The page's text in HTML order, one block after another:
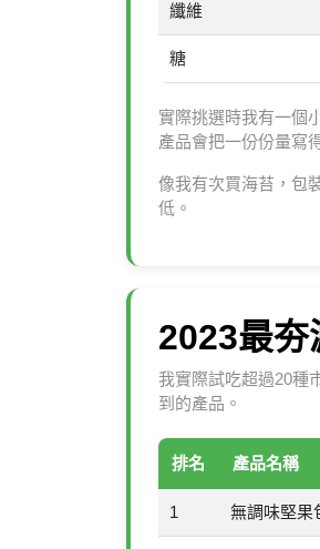
纖維
糖
實際挑選時我有一個
產品會把一份份量寫
像我有次買海苔，包
低。
2023最夯
我實際試吃超過20種
到的產品。
排名 產品名稱
1 無調味堅果